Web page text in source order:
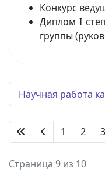
Конкурс
Диплом I
группы
Научная работа
1 2 3
Страница 9 из 10